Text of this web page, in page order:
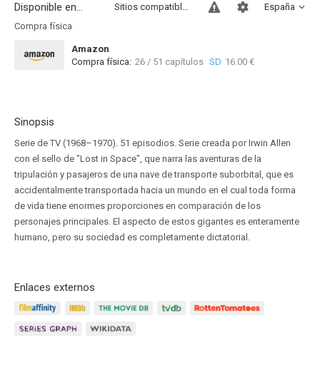
Disponible en... España
Sitios compatibles
Compra física
Amazon
Compra física: 26 / 51 capítulos SD 16.00 €
Sinopsis
Serie de TV (1968–1970). 51 episodios. Serie creada por Irwin Allen
con el sello de "Lost in Space", que narra las aventuras de la
tripulación y pasajeros de una nave de transporte suborbital, que es
accidentalmente transportada hacia un mundo en el cual toda forma
de vida tiene enormes proporciones en comparación de los
personajes principales. El aspecto de estos gigantes es enteramente
humano, pero su sociedad es completamente dictatorial.
Enlaces externos